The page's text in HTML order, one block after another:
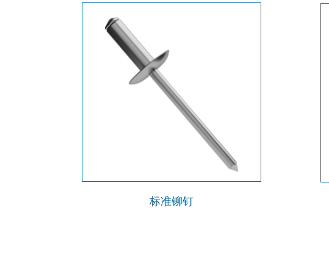
标准铆钉